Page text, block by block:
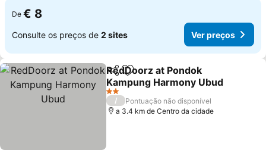
De € 8
Consulte os preços de 2 sites Ver preços
PartilharAdicionar aos favoritos
RedDoorz at Pondok
Kampung Harmony Ubud
2 Estrelas
/
Pontuação não disponível
a 3.4 km de Centro da cidade